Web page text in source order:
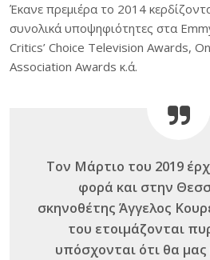
Έκανε πρεμιέρα το 2014
συνολικά υποψηφιότητες στα
Critics’ Choice Television Awards,
Association Awards κ.ά.
Τον Μάρτιο του 2019
φορά και στην
σκηνοθέτης Άγγελος
του ετοιμάζονται
υπόσχονται ότι θα